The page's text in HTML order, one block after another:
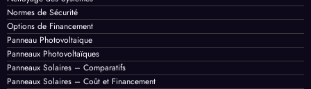
Normes de Sécurité
Options de Financement
Panneau Photovoltaique
Panneaux Photovoltaïques
Panneaux Solaires – Comparatifs
Panneaux Solaires – Coût et Financement